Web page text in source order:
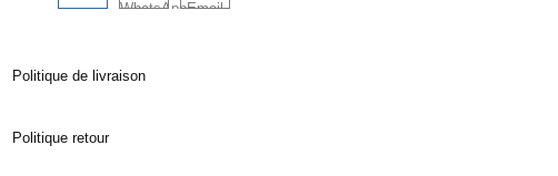
Politique de livraison
Politique retour